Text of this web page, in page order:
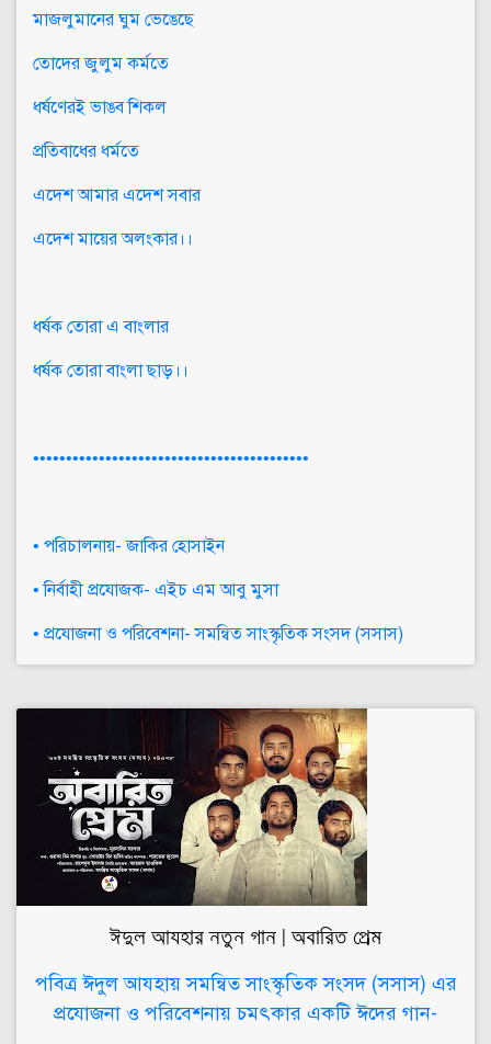
মাজলুমানের ঘুম ভেঙেছে
তোদের জুলুম কর্মতে
ধর্ষণেরই ভাঙব শিকল
প্রতিবাধের ধর্মতে
এদেশ আমার এদেশ সবার
এদেশ মায়ের অলংকার।।
ধর্ষক তোরা এ বাংলার
ধর্ষক তোরা বাংলা ছাড়।।
••••••••••••••••••••••••••••••••••••••••••
• পরিচালনায়- জাকির হোসাইন
• নির্বাহী প্রযোজক- এইচ এম আবু মুসা
• প্রযোজনা ও পরিবেশনা- সমন্বিত সাংস্কৃতিক সংসদ (সসাস)
ঈদুল আযহার নতুন গান | অবারিত প্রেম
পবিত্র ঈদুল আযহায় সমন্বিত সাংস্কৃতিক সংসদ (সসাস) এর
প্রযোজনা ও পরিবেশনায় চমৎকার একটি ঈদের গান-